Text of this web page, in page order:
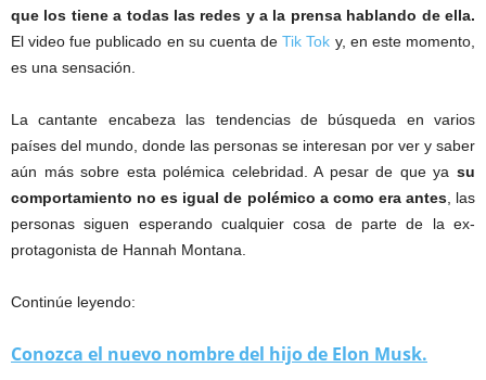
que los tiene a todas las redes y a la prensa hablando de ella.
El video fue publicado en su cuenta deTik Tok y, en este momento,
es una sensación.
La cantante encabeza las tendencias de búsqueda en varios
países del mundo, donde las personas se interesan por ver y saber
aún más sobre esta polémica celebridad. A pesar de que ya su
comportamiento no es igual de polémico a como era antes, las
personas siguen esperando cualquier cosa de parte de la ex-
protagonista de Hannah Montana.
Continúe leyendo:
Conozca el nuevo nombre del hijo de Elon Musk.